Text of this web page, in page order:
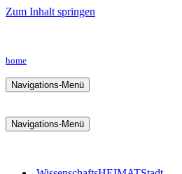
Zum Inhalt springen
home
Navigations-Menü
Navigations-Menü